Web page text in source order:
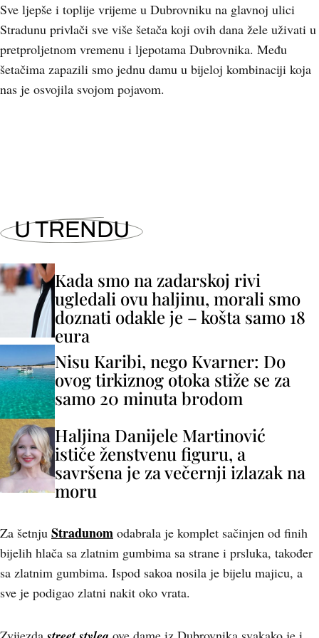
Sve ljepše i toplije vrijeme u Dubrovniku na glavnoj ulici
Stradunu privlači sve više šetača koji ovih dana žele uživati u
pretproljetnom vremenu i ljepotama Dubrovnika. Među
šetačima zapazili smo jednu damu u bijeloj kombinaciji koja
nas je osvojila svojom pojavom.
U TRENDU
Kada smo na zadarskoj rivi
ugledali ovu haljinu, morali smo
doznati odakle je – košta samo 18
eura
Nisu Karibi, nego Kvarner: Do
ovog tirkiznog otoka stiže se za
samo 20 minuta brodom
Haljina Danijele Martinović
ističe ženstvenu figuru, a
savršena je za večernji izlazak na
moru
Za šetnju Stradunom odabrala je komplet sačinjen od finih
bijelih hlača sa zlatnim gumbima sa strane i prsluka, također
sa zlatnim gumbima. Ispod sakoa nosila je bijelu majicu, a
sve je podigao zlatni nakit oko vrata.